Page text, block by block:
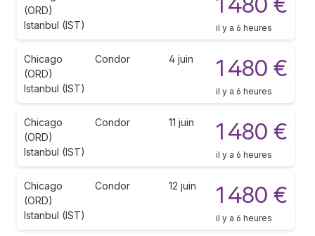
(ORD)
Istanbul (IST)
il y a 6 heures
Chicago
(ORD)
Istanbul (IST)
Condor 4 juin 1 480 €
il y a 6 heures
Chicago
(ORD)
Istanbul (IST)
Condor 11 juin 1 480 €
il y a 6 heures
Chicago
(ORD)
Istanbul (IST)
Condor 12 juin 1 480 €
il y a 6 heures